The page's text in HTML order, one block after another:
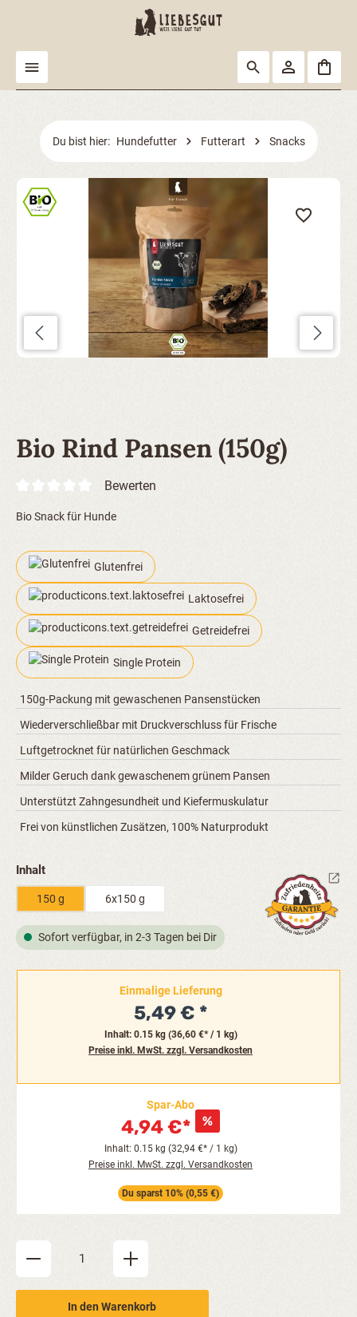
Du bist hier: Hundefutter Futterart Snacks
Bildergalerie überspringen
Bio Rind Pansen (150g)
Bewerten
Bio Snack für Hunde
Glutenfrei
Laktosefrei
Getreidefrei
Single Protein
150g-Packung mit gewaschenen Pansenstücken
Wiederverschließbar mit Druckverschluss für Frische
Luftgetrocknet für natürlichen Geschmack
Milder Geruch dank gewaschenem grünem Pansen
Unterstützt Zahngesundheit und Kiefermuskulatur
Frei von künstlichen Zusätzen, 100% Naturprodukt
Inhaltauswählen
150 g 6x150 g
Sofort verfügbar, in 2-3 Tagen bei Dir
Einmalige Lieferung
5,49 €
Inhalt: 0.15 kg (36,60 €* / 1 kg)
Preise inkl. MwSt. zzgl. Versandkosten
Spar-Abo
4,94 €*
Inhalt: 0.15 kg (32,94 €* / 1 kg)
Preise inkl. MwSt. zzgl. Versandkosten
Du sparst 10% (0,55 €)
Produkt Anzahl: Gib den gewünschten Wert ein
In den Warenkorb